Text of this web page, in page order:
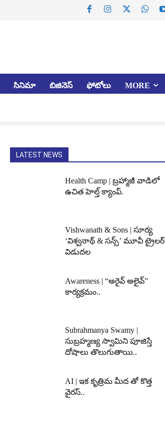
సినిమా బిజినెస్ ఫోటోలు MORE
LATEST NEWS
Health Camp | బ్రహ్మాజీ వాడిలో
ఉచిత హెల్త్ క్యాంప్.
Vishwanath & Sons | సూర్య
‘విశ్వనాథ్ & సన్స్’ మూవీ ట్రైలర్
విడుదల
Awareness | “అరైవ్ అలైవ్”
కార్యక్రమం..
Subrahmanya Swamy |
సుబ్రహ్మణ్య స్వామిని పూజిస్తే
దోషాలు తొలుగుతాయి..
AI | ఇక కృత్రిమ మీద తో కొత్త
వైరస్..